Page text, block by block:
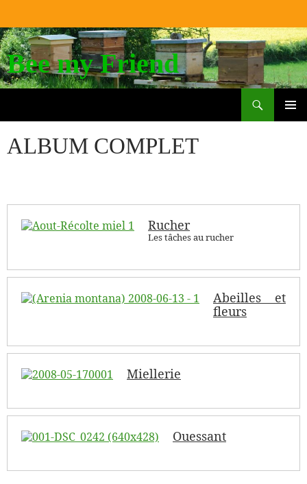
Bee my Friend
Search
TO
CONTENT
ALBUM COMPLET
Rucher
Les tâches au rucher
Abeilles et
fleurs
Miellerie
Ouessant